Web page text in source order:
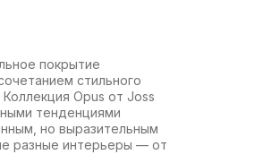
покрытие
стильного
Opus от Joss
тенденциями
но выразительным
разные интерьеры — от